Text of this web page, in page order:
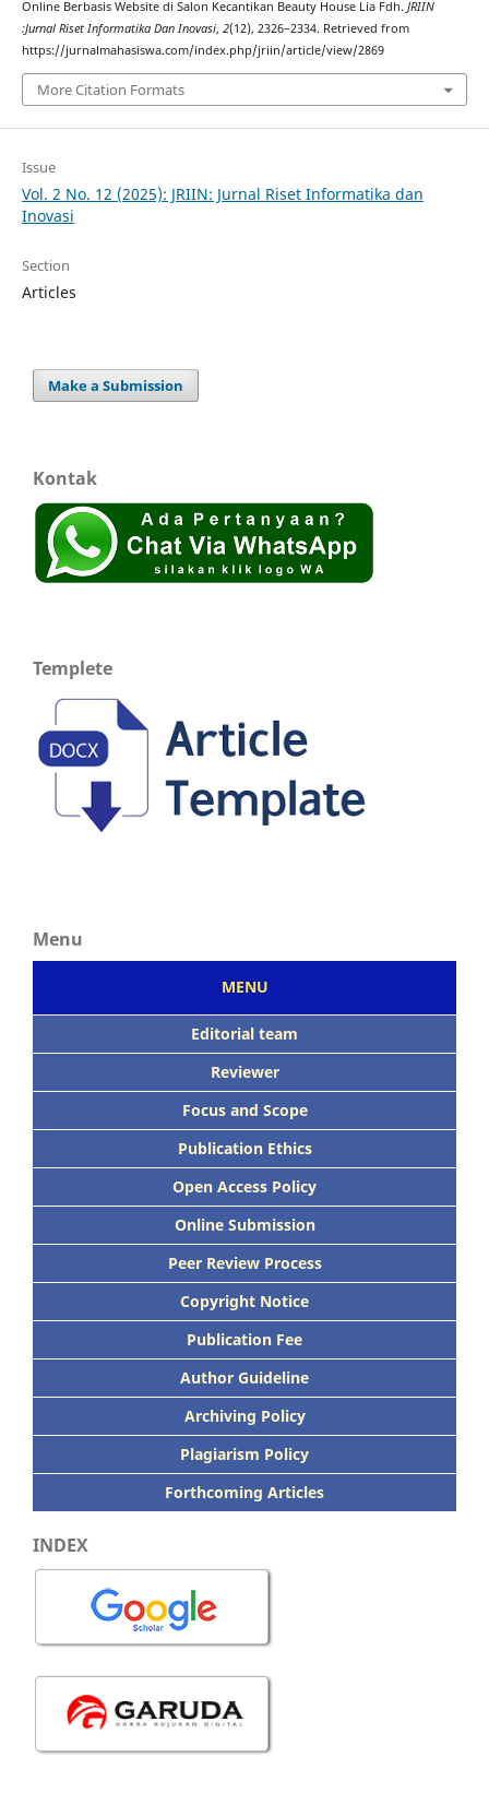
Online Berbasis Website di Salon Kecantikan Beauty House Lia Fdh. JRIIN
:Jurnal Riset Informatika Dan Inovasi, 2(12), 2326–2334. Retrieved from
https://jurnalmahasiswa.com/index.php/jriin/article/view/2869
More Citation Formats
Issue
Vol. 2 No. 12 (2025): JRIIN: Jurnal Riset Informatika dan
Inovasi
Section
Articles
Make a Submission
Kontak
Templete
Menu
MENU
Editorial team
Reviewer
Focus and Scope
Publication Ethics
Open Access Policy
Online Submission
Peer Review Process
Copyright Notice
Publication Fee
Author Guideline
Archiving Policy
Plagiarism Policy
Forthcoming Articles
INDEX